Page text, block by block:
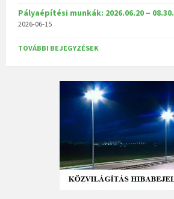
Pályaépítési munkák: 2026.06.20 – 08.30.
2026-06-15
TOVÁBBI BEJEGYZÉSEK